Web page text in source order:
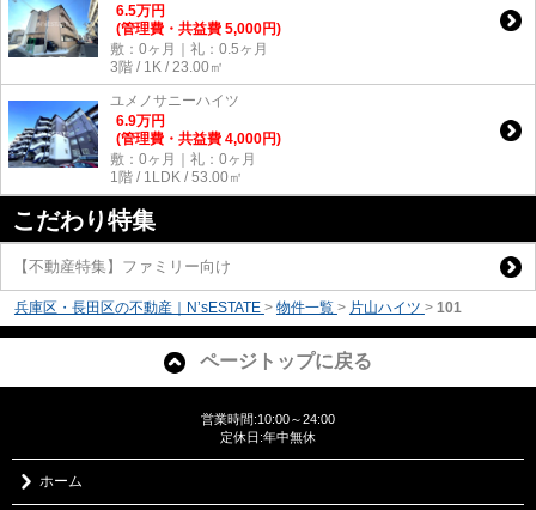
6.5万円
(管理費・共益費 5,000円)
敷：0ヶ月｜礼：0.5ヶ月
3階 / 1K / 23.00㎡
ユメノサニーハイツ
6.9万円
(管理費・共益費 4,000円)
敷：0ヶ月｜礼：0ヶ月
1階 / 1LDK / 53.00㎡
こだわり特集
【不動産特集】ファミリー向け
兵庫区・長田区の不動産｜N’sESTATE > 物件一覧 > 片山ハイツ > 101
ページトップに戻る
営業時間:10:00～24:00
定休日:年中無休
ホーム